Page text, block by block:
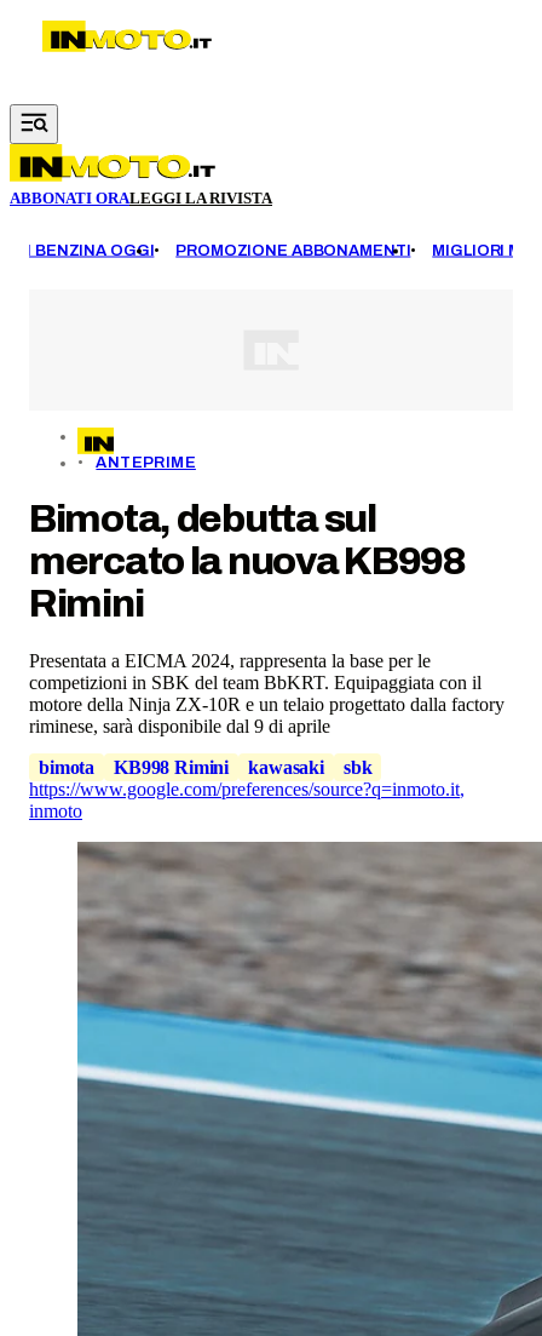
Vai al contenuto principale
ABBONATI ORALEGGI LA RIVISTA
BENZINA OGGI PROMOZIONE ABBONAMENTI MIGLIORI
ANTEPRIME
Bimota, debutta sul
mercato la nuova KB998
Rimini
Presentata a EICMA 2024, rappresenta la base per le
competizioni in SBK del team BbKRT. Equipaggiata con il
motore della Ninja ZX-10R e un telaio progettato dalla factory
riminese, sarà disponibile dal 9 di aprile
bimota
KB998 Rimini kawasaki
sbk
https://www.google.com/preferences/source?q=inmoto.it,
inmoto